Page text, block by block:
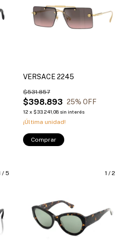
VERSACE 2245
$398.893
$531.857
25% OFF
12 x $33.241,08 sin interés
¡Última unidad!
Comprar
/ 5 1 / 2